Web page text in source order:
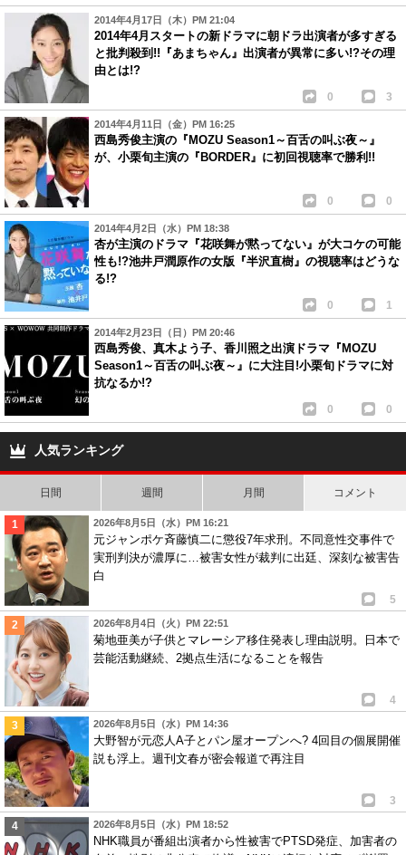
2014年4月17日（木）PM 21:04
2014年4月スタートの新ドラマに朝ドラ出演者が多すぎる
と批判殺到!!『あまちゃん』出演者が異常に多い!?その理
由とは!?
0 3
2014年4月11日（金）PM 16:25
西島秀俊主演の『MOZU Season1～百舌の叫ぶ夜～』
が、小栗旬主演の『BORDER』に初回視聴率で勝利!!
0 0
2014年4月2日（水）PM 18:38
杏が主演のドラマ『花咲舞が黙ってない』が大コケの可能
性も!?池井戸潤原作の女版『半沢直樹』の視聴率はどうな
る!?
0 1
2014年2月23日（日）PM 20:46
西島秀俊、真木よう子、香川照之出演ドラマ『MOZU
Season1～百舌の叫ぶ夜～』に大注目!小栗旬ドラマに対
抗なるか!?
0 0
人気ランキング
日間 週間 月間 コメント
2026年8月5日（水）PM 16:21
元ジャンポケ斉藤慎二に懲役7年求刑。不同意性交事件で
実刑判決が濃厚に…被害女性が裁判に出廷、深刻な被害告
白
5
2026年8月4日（火）PM 22:51
菊地亜美が子供とマレーシア移住発表し理由説明。日本で
芸能活動継続、2拠点生活になることを報告
4
2026年8月5日（水）PM 14:36
大野智が元恋人A子とパン屋オープンへ? 4回目の個展開催
説も浮上。週刊文春が密会報道で再注目
3
2026年8月5日（水）PM 18:52
NHK職員が番組出演者から性被害でPTSD発症、加害者の